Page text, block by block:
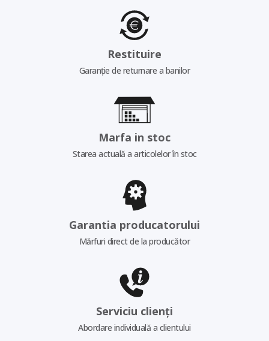
Restituire
Garanție de returnare a banilor
Marfa in stoc
Starea actuală a articolelor în stoc
Garantia producatorului
Mărfuri direct de la producător
Serviciu clienți
Abordare individuală a clientului